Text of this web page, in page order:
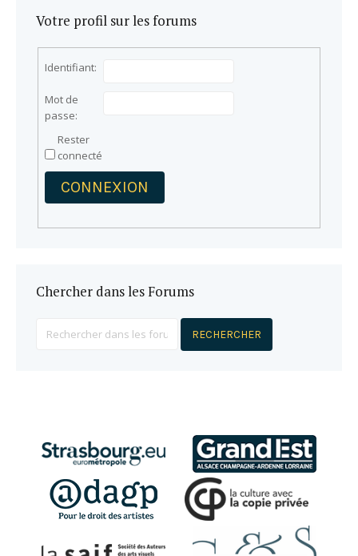
Votre profil sur les forums
Identifiant:
Mot de
passe:
Rester
connecté
CONNEXION
Chercher dans les Forums